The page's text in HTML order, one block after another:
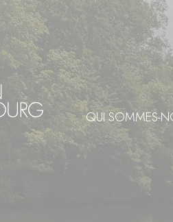
QUI SOMMES-